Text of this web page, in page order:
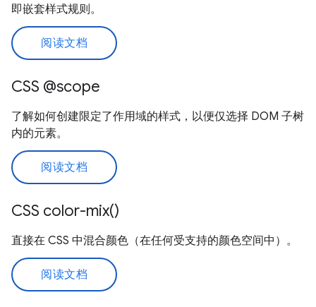
即嵌套样式规则。
阅读文档
CSS @scope
了解如何创建限定了作用域的样式，以便仅选择 DOM 子树
内的元素。
阅读文档
CSS color-mix()
直接在 CSS 中混合颜色（在任何受支持的颜色空间中）。
阅读文档